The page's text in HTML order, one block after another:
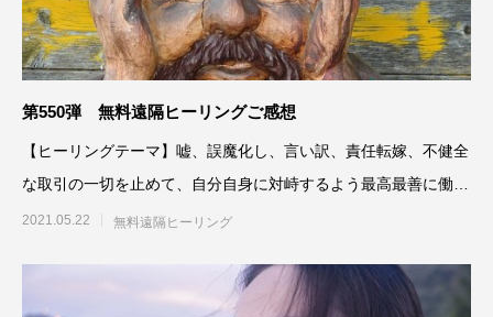
第550弾 無料遠隔ヒーリングご感想
【ヒーリングテーマ】嘘、誤魔化し、言い訳、責任転嫁、不健全
な取引の一切を止めて、自分自身に対峙するよう最高最善に働き
かける 5
2021.05.22 無料遠隔ヒーリング